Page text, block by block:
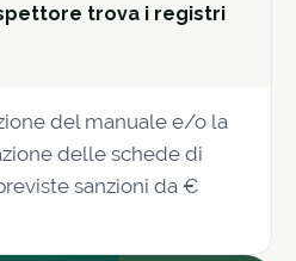
trova i registri
del manuale e/o la
delle schede di
sanzioni da €